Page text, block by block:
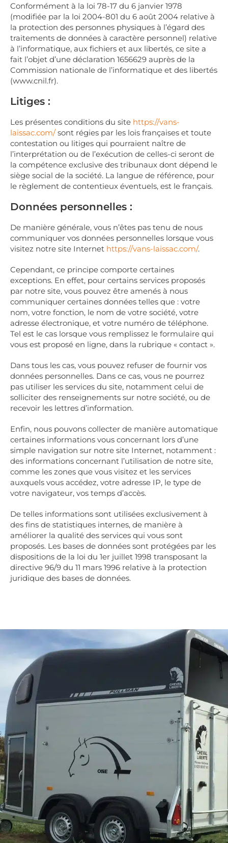
Conformément à la loi 78-17 du 6 janvier 1978
(modifiée par la loi 2004-801 du 6 août 2004 relative à
la protection des personnes physiques à l’égard des
traitements de données à caractère personnel) relative
à l’informatique, aux fichiers et aux libertés, ce site a
fait l’objet d’une déclaration 1656629 auprès de la
Commission nationale de l’informatique et des libertés
(www.cnil.fr).
Litiges :
Les présentes conditions du site https://vans-
laissac.com/sont régies par les lois françaises et toute
contestation ou litiges qui pourraient naître de
l’interprétation ou de l’exécution de celles-ci seront de
la compétence exclusive des tribunaux dont dépend le
siège social de la société. La langue de référence, pour
le règlement de contentieux éventuels, est le français.
Données personnelles :
De manière générale, vous n’êtes pas tenu de nous
communiquer vos données personnelles lorsque vous
visitez notre site Internet https://vans-laissac.com/.
Cependant, ce principe comporte certaines
exceptions. En effet, pour certains services proposés
par notre site, vous pouvez être amenés à nous
communiquer certaines données telles que : votre
nom, votre fonction, le nom de votre société, votre
adresse électronique, et votre numéro de téléphone.
Tel est le cas lorsque vous remplissez le formulaire qui
vous est proposé en ligne, dans la rubrique « contact ».
Dans tous les cas, vous pouvez refuser de fournir vos
données personnelles. Dans ce cas, vous ne pourrez
pas utiliser les services du site, notamment celui de
solliciter des renseignements sur notre société, ou de
recevoir les lettres d’information.
Enfin, nous pouvons collecter de manière automatique
certaines informations vous concernant lors d’une
simple navigation sur notre site Internet, notamment :
des informations concernant l’utilisation de notre site,
comme les zones que vous visitez et les services
auxquels vous accédez, votre adresse IP, le type de
votre navigateur, vos temps d’accès.
De telles informations sont utilisées exclusivement à
des fins de statistiques internes, de manière à
améliorer la qualité des services qui vous sont
proposés. Les bases de données sont protégées par les
dispositions de la loi du 1er juillet 1998 transposant la
directive 96/9 du 11 mars 1996 relative à la protection
juridique des bases de données.